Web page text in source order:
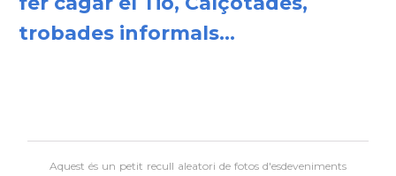
trobades informals...
Aquest és un petit recull aleatori defotos d'esdeveniments